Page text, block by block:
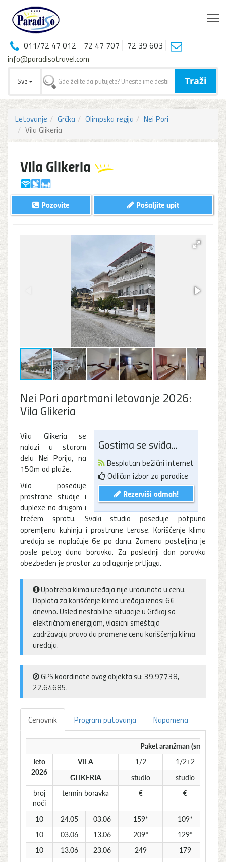
011/72 47 012 72 47 707
72 39 603
info@paradisotravel.com
Sve Traži
Letovanje Grčka Olimpska regija
Nei Pori
Vila Glikeria
Vila Glikeria
Pošaljite upit
Pozovite
Nei Pori apartmani letovanje 2026:
Vila Glikeria
Gostima se sviđa...
Besplatan bežični internet
Odličan izbor za porodice
Rezerviši odmah!
Vila Glikeria se
nalazi u starom
delu Nei Porija, na
150m od plaže.
Vila poseduje
prostrane studije i
duplexe na drugom i
trećem spratu. Svaki studio poseduje potpuno
opremljenu kuhinju i prostrane terase. Korišćenje klima
uređaja se naplaćuje 6e po danu. Zamena posteljina je
posle petog dana boravka. Za poslednji dan poravka
obezbeđen je prostor za odlaganje prtljaga.
Upotreba klima uređaja nije uracunata u cenu.
Doplata za korišćenje klima uređaja iznosi 6€
dnevno. Usled nestabilne situacije u Grčkoj sa
električnom energijom, vlasicni smeštaja
zadržavaju pravo da promene cenu korišćenja klima
uređaja.
GPS koordinate ovog objekta su: 39.97738,
22.64685.
Cenovnik Program putovanja Napomena
Paket aranžman (smeštaj +
leto
2026
VILA 1/2 1/2+2
GLIKERIA
studio studio
broj
noći
termin boravka € €
10 24.05 03.06 159* 109*
10
03.06 13.06 209* 129*
10
13.06 23.06 249 179